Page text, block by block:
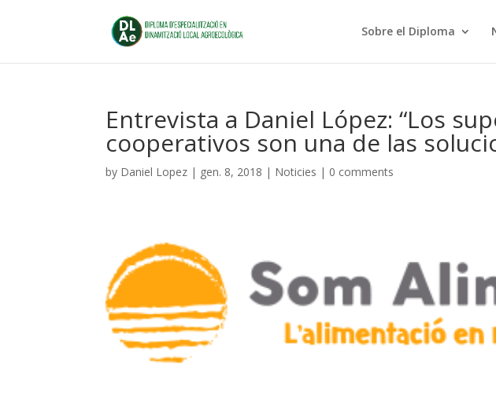
Sobre el Diploma
Entrevista a Daniel López: “Los
cooperativos son una de las
by Daniel Lopez | gen. 8, 2018 | Noticies | 0 comments